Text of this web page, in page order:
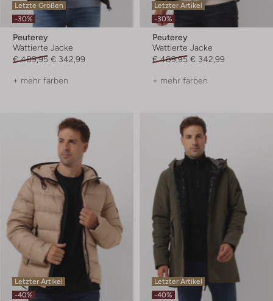
Letzte Größen
-30%
Peuterey
Wattierte Jacke
€ 489,95 € 342,99
+ mehr farben
Letzter Artikel
-30%
Peuterey
Wattierte Jacke
€ 489,95 € 342,99
+ mehr farben
Letzter Artikel
-40%
Letzter Artikel
-40%